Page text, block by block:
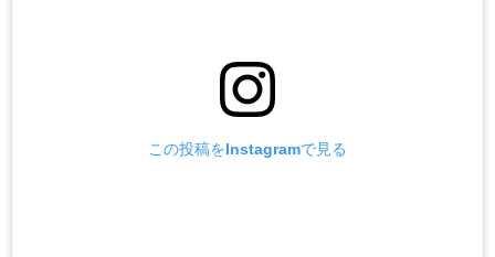
この投稿をInstagramで見る